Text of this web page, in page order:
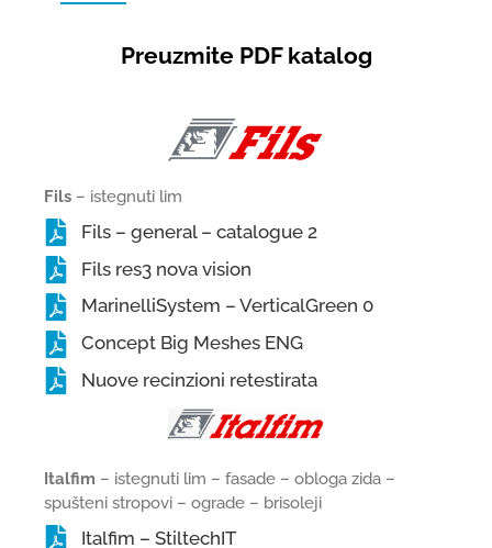
Preuzmite PDF katalog
Fils– istegnuti lim
Fils – general – catalogue 2
Fils res3 nova vision
MarinelliSystem – VerticalGreen 0
Concept Big Meshes ENG
Nuove recinzioni retestirata
Italfim – istegnuti lim – fasade – obloga zida –
spušteni stropovi – ograde – brisoleji
Italfim – StiltechIT